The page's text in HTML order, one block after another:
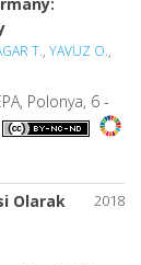
T., YAVUZ O.,
Polonya, 6 -
2018
Olarak